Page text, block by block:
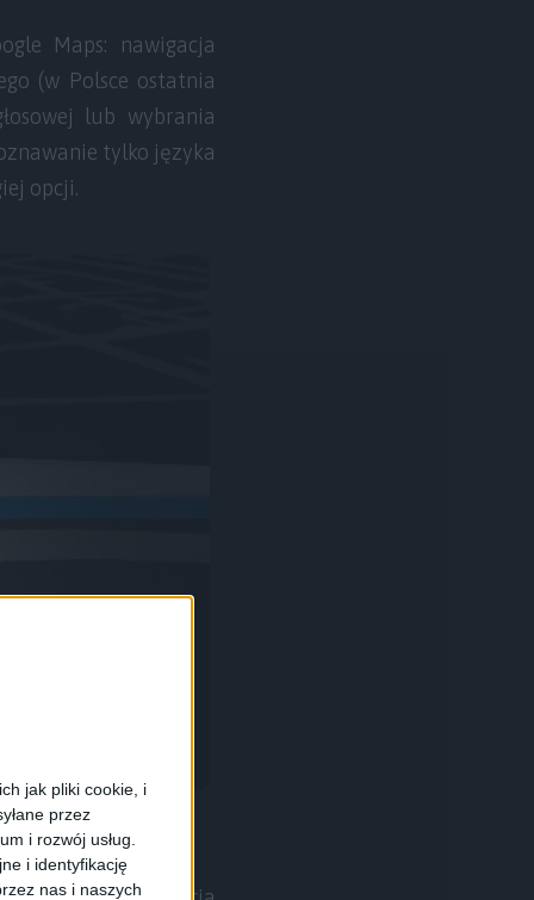
jak pliki cookie, i
przez
i rozwój usług.
i identyfikację
nas i naszych
Maps: nawigacja
(w Polsce ostatnia
lub wybrania
tylko języka
opcji.